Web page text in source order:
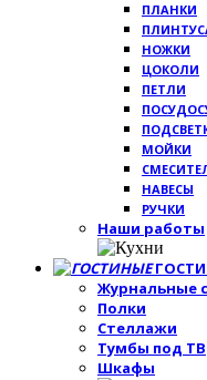
ПЛАНКИ
НОЖКИ
ЦОКОЛИ
ПЕТЛИ
МОЙКИ
НАВЕСЫ
РУЧКИ
Наши работы
Журнальные
Полки
Стеллажи
Тумбы под ТВ
Шкафы